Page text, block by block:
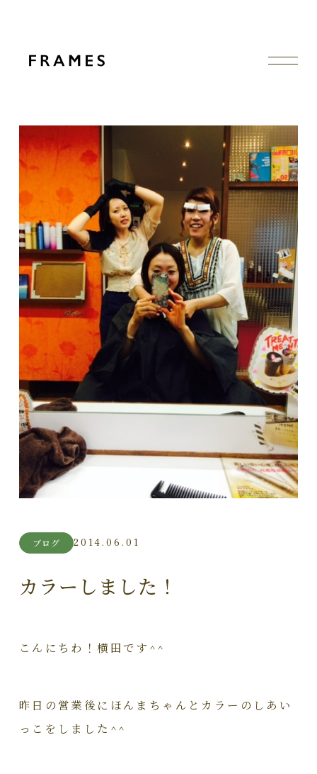
ブログ 2014.06.01
カラーしました！
こんにちわ！横田です^^
昨日の営業後にほんまちゃんとカラーのしあい
っこをしました^^